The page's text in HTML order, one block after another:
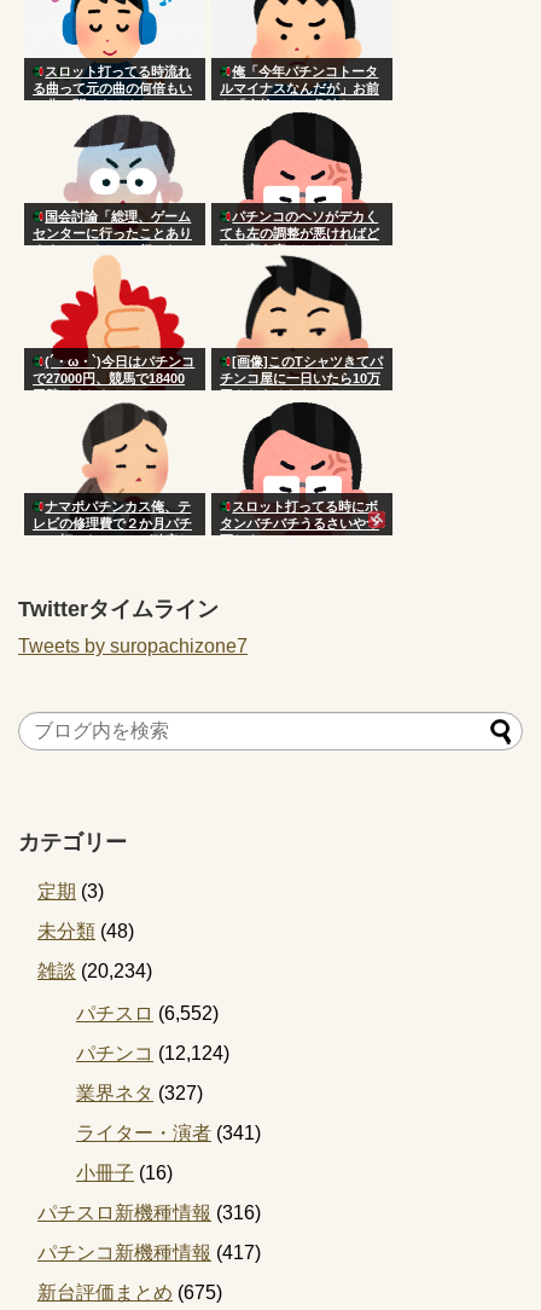
スロット打ってる時流れ
る曲って元の曲の何倍もい
い曲に聞こえるよね
俺「今年パチンコトータ
ルマイナスなんだが」お前
ら「金捨てるの趣味な
国会討論「総理、ゲーム
センターに行ったことあり
ますか？パチンコ行ったこ
とありますか？」
パチンコのヘソがデカく
ても左の調整が悪ければど
うと言う事はねんだよ
(´・ω・`)今日はパチンコ
で27000円、競馬で18400
円勝ちました
[画像]このTシャツきてパ
チンコ屋に一日いたら10万
円もらえるならやるか？
ナマポパチンカス俺、テ
レビの修理費で２か月パチ
ンコ打てないことが確定し
スロット打ってる時にボ
タンバチバチうるさいやつ
死ねよ
Twitterタイムライン
Tweets by suropachizone7
カテゴリー
定期 (3)
未分類 (48)
雑談 (20,234)
パチスロ (6,552)
パチンコ (12,124)
業界ネタ (327)
ライター・演者 (341)
小冊子 (16)
パチスロ新機種情報 (316)
パチンコ新機種情報 (417)
新台評価まとめ (675)